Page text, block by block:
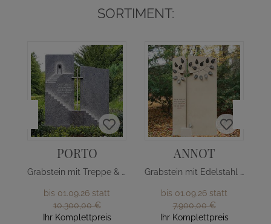
SORTIMENT:
PORTO
Grabstein mit Treppe & Edelstahl Kreuz
bis 01.09.26 statt
10.300,00 €
Ihr Komplettpreis
ANNOT
Grabstein mit Edelstahl Baum
bis 01.09.26 statt
7.900,00 €
Ihr Komplettpreis